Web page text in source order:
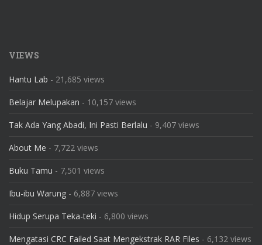
VIEWS
Hantu Lab - 21,685 views
Belajar Melupakan - 10,157 views
Tak Ada Yang Abadi, Ini Pasti Berlalu - 9,407 views
About Me - 7,722 views
Buku Tamu - 7,501 views
Ibu-ibu Warung - 6,887 views
Hidup Serupa Teka-teki - 6,800 views
Mengatasi CRC Failed Saat Mengekstrak RAR Files - 6,132 views